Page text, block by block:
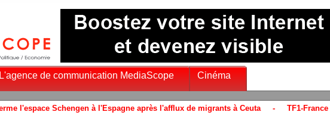
L'agence de communication MediaScope Cinéma